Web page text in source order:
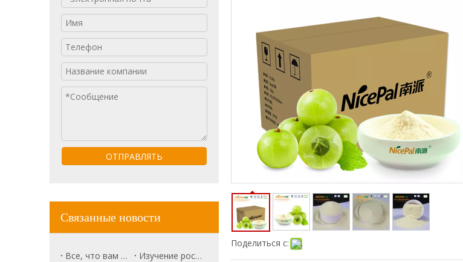
ОТПРАВЛЯТЬ
Связанные новости
Все, что вам нужно знать о Trune Plum.
Изучение роскошного рынка фруктов: розовый ананас будущим?
Поделиться с: